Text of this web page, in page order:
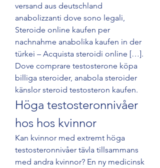
versand aus deutschland
anabolizzanti dove sono legali,
Steroide online kaufen per
nachnahme anabolika kaufen in der
türkei – Acquista steroidi online […].
Dove comprare testosterone köpa
billiga steroider, anabola steroider
känslor steroid testosteron kaufen.
Höga testosteronnivåer
hos hos kvinnor
Kan kvinnor med extremt höga
testosteronnivåer tävla tillsammans
med andra kvinnor? En ny medicinsk